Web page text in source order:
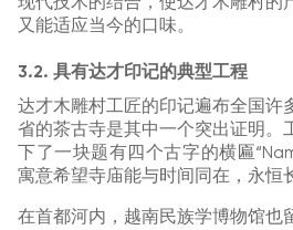
又能适应当今的口味。
3.2. 具有达才印记的典型工程
达才木雕村工匠的印记遍布全国许
省的茶古寺是其中一个突出证明。
下了一块题有四个古字的横匾
寓意希望寺庙能与时间同在，永恒
在首都河内，越南民族学博物馆也